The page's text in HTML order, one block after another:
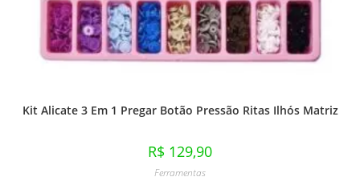
Kit Alicate 3 Em 1 Pregar Botão Pressão Ritas Ilhós Matriz
R$ 129,90
Ferramentas